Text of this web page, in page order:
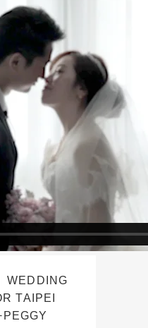
WEDDING
TAIPEI